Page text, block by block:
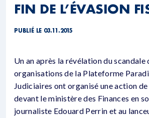
FIN DE L’ÉVASION
PUBLIÉ LE 03.11.2015
Un an après la révélation du scandale
organisations de la Plateforme
Judiciaires ont organisé une action
devant le ministère des Finances en
journaliste Edouard Perrin et au